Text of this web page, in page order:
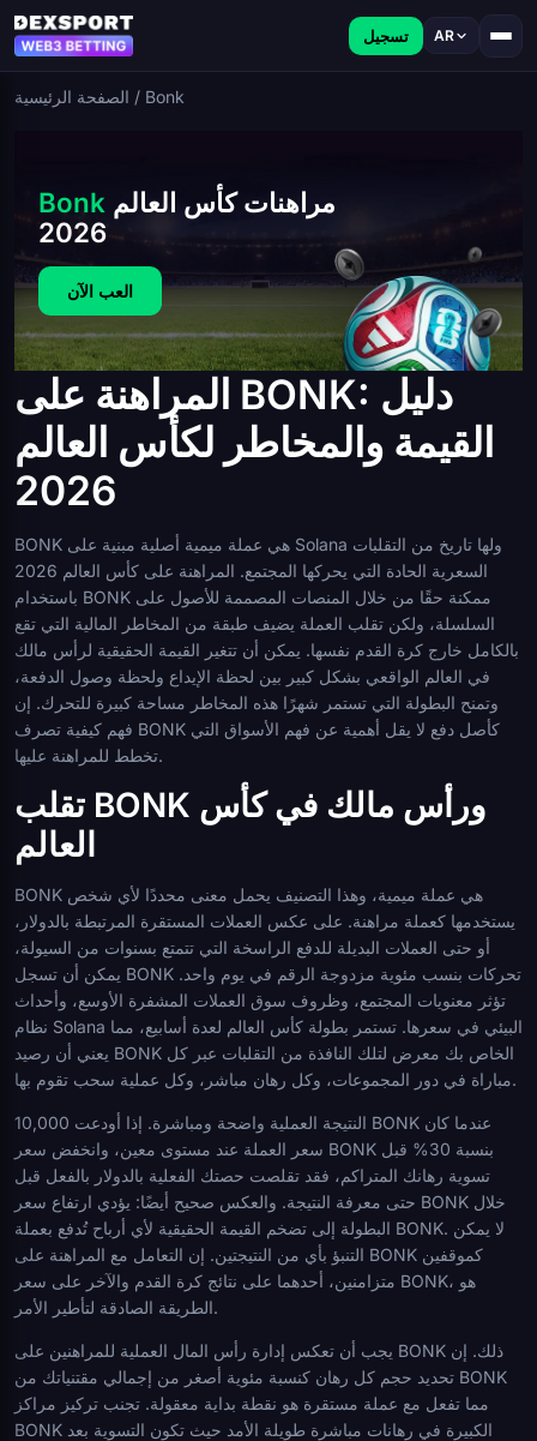
تسجيل AR
الصفحة الرئيسية / Bonk
Bonk
2026
العب الآن
المراهنة على BONK: دليل
القيمة والمخاطر لكأس العالم
2026
BONK هي عملة ميمية أصلية مبنية على Solana ولها تاريخ من التقلبات
السعرية الحادة التي يحركها المجتمع. المراهنة على كأس العالم 2026
باستخدام BONK ممكنة حقًا من خلال المنصات المصممة للأصول على
السلسلة، ولكن تقلب العملة يضيف طبقة من المخاطر المالية التي تقع
بالكامل خارج كرة القدم نفسها. يمكن أن تتغير القيمة الحقيقية لرأس مالك
في العالم الواقعي بشكل كبير بين لحظة الإيداع ولحظة وصول الدفعة،
وتمنح البطولة التي تستمر شهرًا هذه المخاطر مساحة كبيرة للتحرك. إن
فهم كيفية تصرف BONK كأصل دفع لا يقل أهمية عن فهم الأسواق التي
تخطط للمراهنة عليها.
تقلب BONK ورأس مالك في كأس
العالم
BONK هي عملة ميمية، وهذا التصنيف يحمل معنى محددًا لأي شخص
يستخدمها كعملة مراهنة. على عكس العملات المستقرة المرتبطة بالدولار،
أو حتى العملات البديلة للدفع الراسخة التي تتمتع بسنوات من السيولة،
يمكن أن تسجل BONK تحركات بنسب مئوية مزدوجة الرقم في يوم واحد.
تؤثر معنويات المجتمع، وظروف سوق العملات المشفرة الأوسع، وأحداث
نظام Solana البيئي في سعرها. تستمر بطولة كأس العالم لعدة أسابيع، مما
يعني أن رصيد BONK الخاص بك معرض لتلك النافذة من التقلبات عبر كل
مباراة في دور المجموعات، وكل رهان مباشر، وكل عملية سحب تقوم بها.
النتيجة العملية واضحة ومباشرة. إذا أودعت 10,000 BONK عندما كان
سعر العملة عند مستوى معين، وانخفض سعر BONK بنسبة 30% قبل
تسوية رهانك المتراكم، فقد تقلصت حصتك الفعلية بالدولار بالفعل قبل
حتى معرفة النتيجة. والعكس صحيح أيضًا: يؤدي ارتفاع سعر BONK خلال
البطولة إلى تضخم القيمة الحقيقية لأي أرباح تُدفع بعملة BONK. لا يمكن
التنبؤ بأي من النتيجتين. إن التعامل مع المراهنة على BONK كموقفين
متزامنين، أحدهما على نتائج كرة القدم والآخر على سعر BONK، هو
الطريقة الصادقة لتأطير الأمر.
يجب أن تعكس إدارة رأس المال العملية للمراهنين على BONK ذلك. إن
تحديد حجم كل رهان كنسبة مئوية أصغر من إجمالي مقتنياتك من BONK
مما تفعل مع عملة مستقرة هو نقطة بداية معقولة. تجنب تركيز مراكز
BONK الكبيرة في رهانات مباشرة طويلة الأمد حيث تكون التسوية بعد